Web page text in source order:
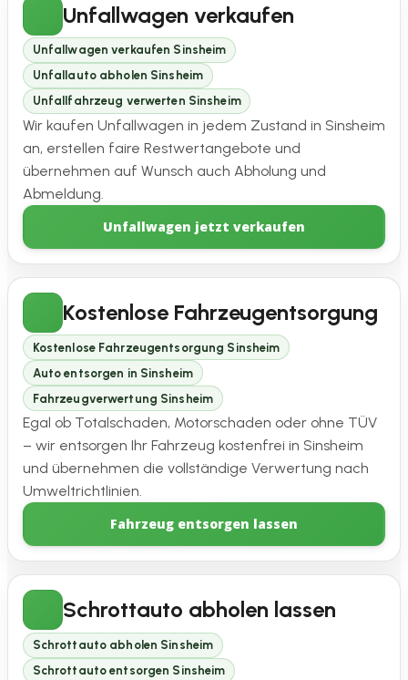
Unfallwagen verkaufen
Unfallwagen verkaufen Sinsheim
Unfallauto abholen Sinsheim
Unfallfahrzeug verwerten Sinsheim
Wir kaufen Unfallwagen in jedem Zustand in Sinsheim
an, erstellen faire Restwertangebote und
übernehmen auf Wunsch auch Abholung und
Abmeldung.
Unfallwagen jetzt verkaufen
Kostenlose Fahrzeugentsorgung
Kostenlose Fahrzeugentsorgung Sinsheim
Auto entsorgen in Sinsheim
Fahrzeugverwertung Sinsheim
Egal ob Totalschaden, Motorschaden oder ohne TÜV
– wir entsorgen Ihr Fahrzeug kostenfrei in Sinsheim
und übernehmen die vollständige Verwertung nach
Umweltrichtlinien.
Fahrzeug entsorgen lassen
Schrottauto abholen lassen
Schrottauto abholen Sinsheim
Schrottauto entsorgen Sinsheim